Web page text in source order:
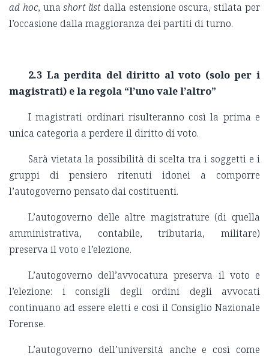
ad hoc, unashort list dalla estensione oscura, stilata per
l’occasione dalla maggioranza dei partiti di turno.
2.3 La perdita del diritto al voto (solo per i
magistrati) e la regola “l’uno vale l’altro”
I magistrati ordinari risulteranno così la prima e
unica categoria a perdere il diritto di voto.
Sarà vietata la possibilità di scelta tra i soggetti e i
gruppi di pensiero ritenuti idonei a comporre
l’autogoverno pensato dai costituenti.
L’autogoverno delle altre magistrature (di quella
amministrativa, contabile, tributaria, militare)
preserva il voto e l’elezione.
L’autogoverno dell’avvocatura preserva il voto e
l’elezione: i consigli degli ordini degli avvocati
continuano ad essere eletti e così il Consiglio Nazionale
Forense.
L’autogoverno dell’università anche e così come